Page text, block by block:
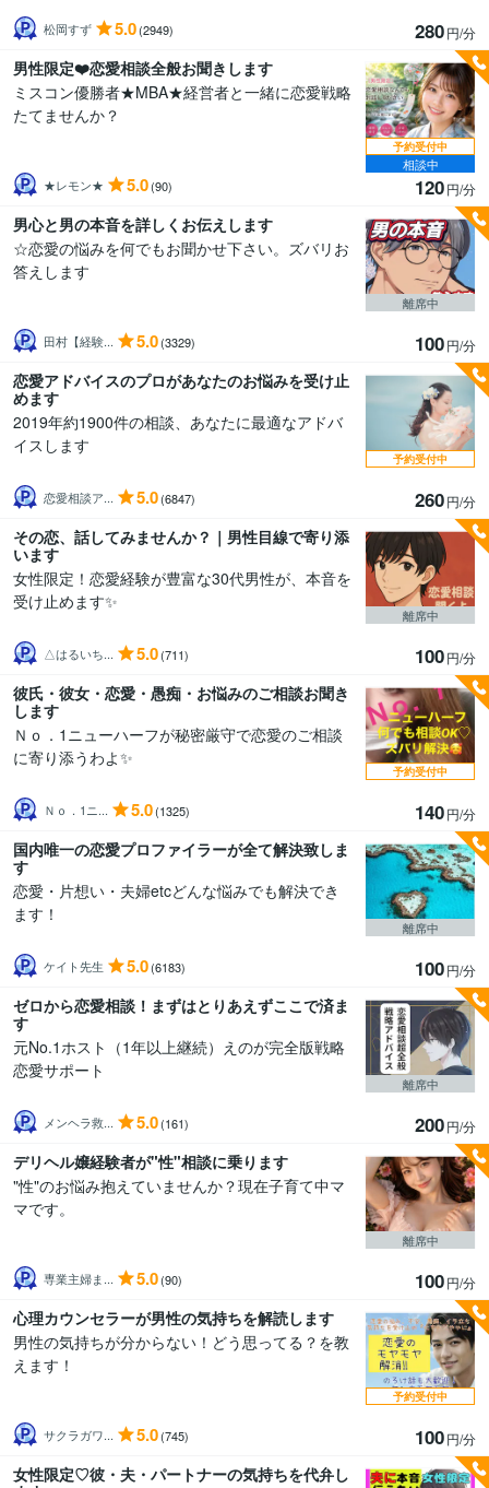
松岡すず 5.0(2949) 280円/分
男性限定❤️恋愛相談全般お聞きします
ミスコン優勝者★MBA★経営者と一緒に恋愛戦略
たてませんか？
★レモン★ 5.0(90) 120円/分
予約受付中
相談中
男心と男の本音を詳しくお伝えします
☆恋愛の悩みを何でもお聞かせ下さい。ズバリお
答えします
田村【経験... 5.0(3329) 100円/分
離席中
恋愛アドバイスのプロがあなたのお悩みを受け止
めます
2019年約1900件の相談、あなたに最適なアドバ
イスします
恋愛相談ア... 5.0(6847) 260円/分
予約受付中
その恋、話してみませんか？｜男性目線で寄り添
います
女性限定！恋愛経験が豊富な30代男性が、本音を
受け止めます✨
△はるいち... 5.0(711) 100円/分
離席中
彼氏・彼女・恋愛・愚痴・お悩みのご相談お聞き
します
Ｎｏ．1ニューハーフが秘密厳守で恋愛のご相談
に寄り添うわよ✨
Ｎｏ．1ニ... 5.0(1325) 140円/分
予約受付中
国内唯一の恋愛プロファイラーが全て解決致しま
す
恋愛・片想い・夫婦etcどんな悩みでも解決でき
ます！
ケイト先生 5.0(6183) 100円/分
離席中
ゼロから恋愛相談！まずはとりあえずここで済ま
す
元No.1ホスト（1年以上継続）えのが完全版戦略
恋愛サポート
メンヘラ救... 5.0(161) 200円/分
離席中
デリヘル嬢経験者が"性"相談に乗ります
"性"のお悩み抱えていませんか？現在子育て中マ
マです。
専業主婦ま... 5.0(90) 100円/分
離席中
心理カウンセラーが男性の気持ちを解読します
男性の気持ちが分からない！どう思ってる？を教
えます！
サクラガワ... 5.0(745) 100円/分
予約受付中
女性限定♡彼・夫・パートナーの気持ちを代弁し